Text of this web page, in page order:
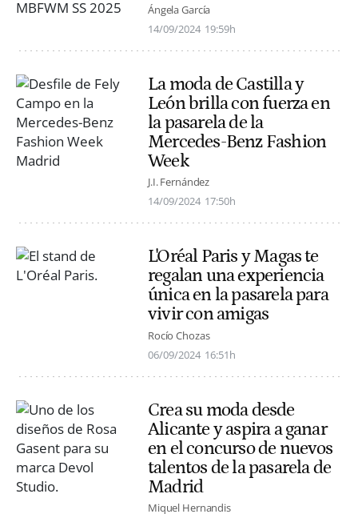
Ángela García
14/09/2024 19:59h
La moda de Castilla y
León brilla con fuerza en
la pasarela de la
Mercedes-Benz Fashion
Week
J.I. Fernández
14/09/2024 17:50h
L'Oréal Paris y Magas te
regalan una experiencia
única en la pasarela para
vivir con amigas
Rocío Chozas
06/09/2024 16:51h
Crea su moda desde
Alicante y aspira a ganar
en el concurso de nuevos
talentos de la pasarela de
Madrid
Miquel Hernandis